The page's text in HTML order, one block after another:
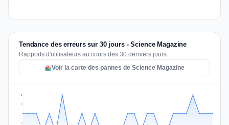
Tendance des erreurs sur 30 jours - Science Magazine
Rapports d'utilisateurs au cours des 30 derniers jours
Voir la carte des pannes de Science Magazine
1
1
2
2